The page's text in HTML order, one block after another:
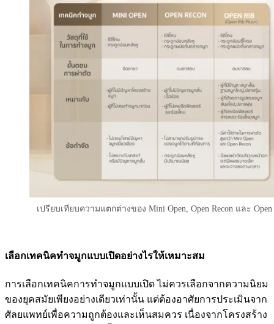
เปรียบเทียบความแตกต่างของ Mini Open, Open Recon และ Open
เลือกเทคนิคทำจมูกแบบเปิดอย่างไรให้เหมาะสม
การเลือกเทคนิคการทำจมูกแบบเปิด ไม่ควรเลือกจากความนิยม
ของยุคสมัยเพียงอย่างเดียวเท่านั้น แต่ต้องอาศัยการประเมินจาก
ศัลยแพทย์เพื่อความถูกต้องและเห็นสมควร เนื่องจากโครงสร้าง